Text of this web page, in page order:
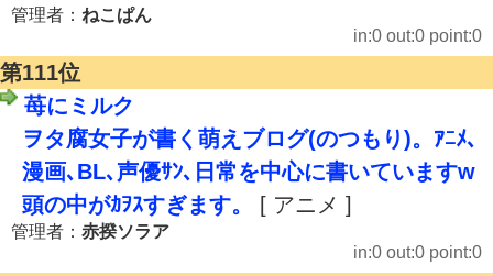
管理者： ねこぱん
in:0 out:0 point:0
第111位
苺にミルク
ヲタ腐女子が書く萌えブログ(のつもり)。ｱﾆﾒ､
漫画､BL､声優ｻﾝ､日常を中心に書いていますw
頭の中がｶｦｽすぎます。
[ アニメ ]
管理者： 赤揆ソラア
in:0 out:0 point:0